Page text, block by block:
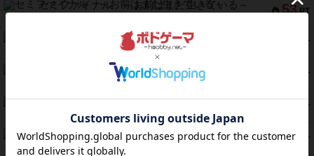
53 PT
セミファイナル ～お前はまだ生きている～
PT
ふたつの街の物語
18件の投稿
PT
クランク! ：冒険者たち（拡張）
4件の投稿
PT
とうほうの！
紹介文なし 1件の投稿
42 PT
スターマイン・ラミー ポケット
紹介文あり 2件の投稿